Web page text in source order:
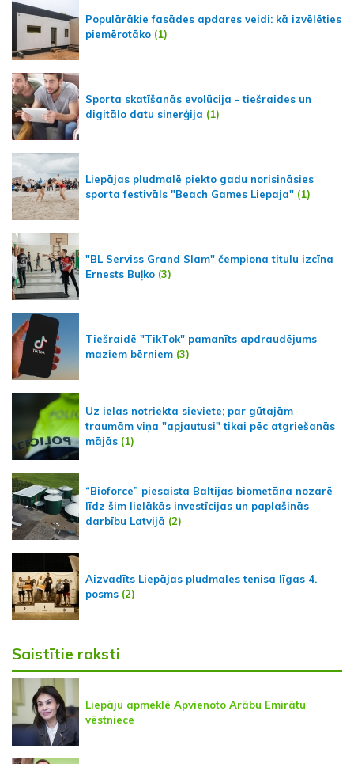
Populārākie fasādes apdares veidi: kā izvēlēties
piemērotāko (1)
Sporta skatīšanās evolūcija - tiešraides un
digitālo datu sinerģija (1)
Liepājas pludmalē piekto gadu norisināsies
sporta festivāls "Beach Games Liepaja" (1)
"BL Serviss Grand Slam" čempiona titulu izcīna
Ernests Buļko (3)
Tiešraidē "TikTok" pamanīts apdraudējums
maziem bērniem (3)
Uz ielas notriekta sieviete; par gūtajām
traumām viņa "apjautusi" tikai pēc atgriešanās
mājās (1)
“Bioforce” piesaista Baltijas biometāna nozarē
līdz šim lielākās investīcijas un paplašinās
darbību Latvijā (2)
Aizvadīts Liepājas pludmales tenisa līgas 4.
posms (2)
Saistītie raksti
Liepāju apmeklē Apvienoto Arābu Emirātu
vēstniece